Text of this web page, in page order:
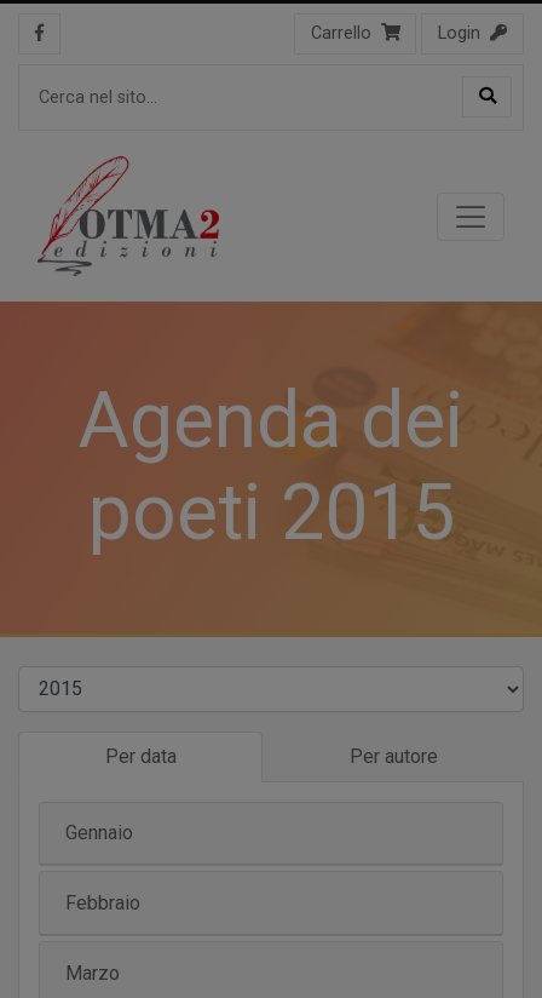
Carrello Login
Agenda dei
poeti 2015
Per data Per autore
Gennaio
Febbraio
Marzo